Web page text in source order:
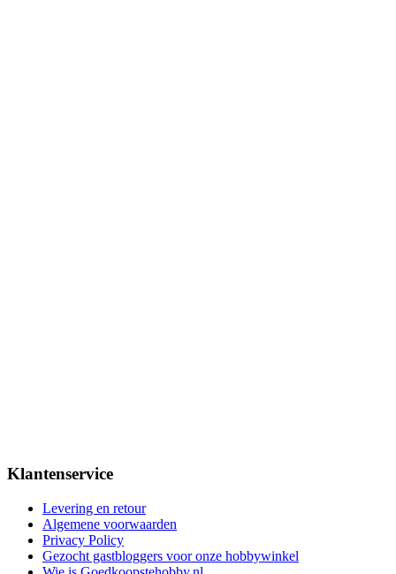
Klantenservice
Levering en retour
Algemene voorwaarden
Privacy Policy
Gezocht gastbloggers voor onze hobbywinkel